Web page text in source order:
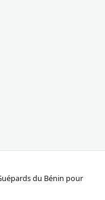
du Bénin pour